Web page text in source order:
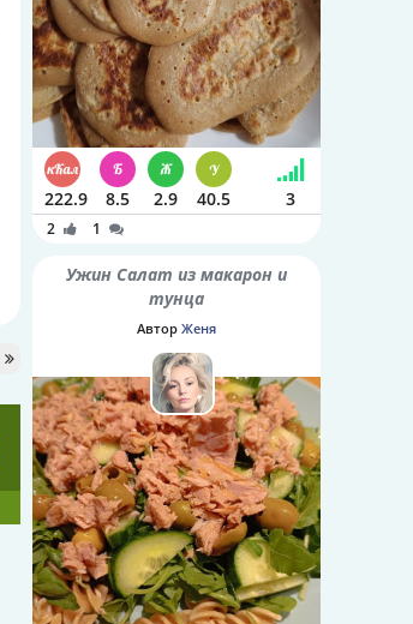
222.9 8.5 2.9 40.5 3
2 1
Ужин Салат из макарон и
тунца
Автор Женя